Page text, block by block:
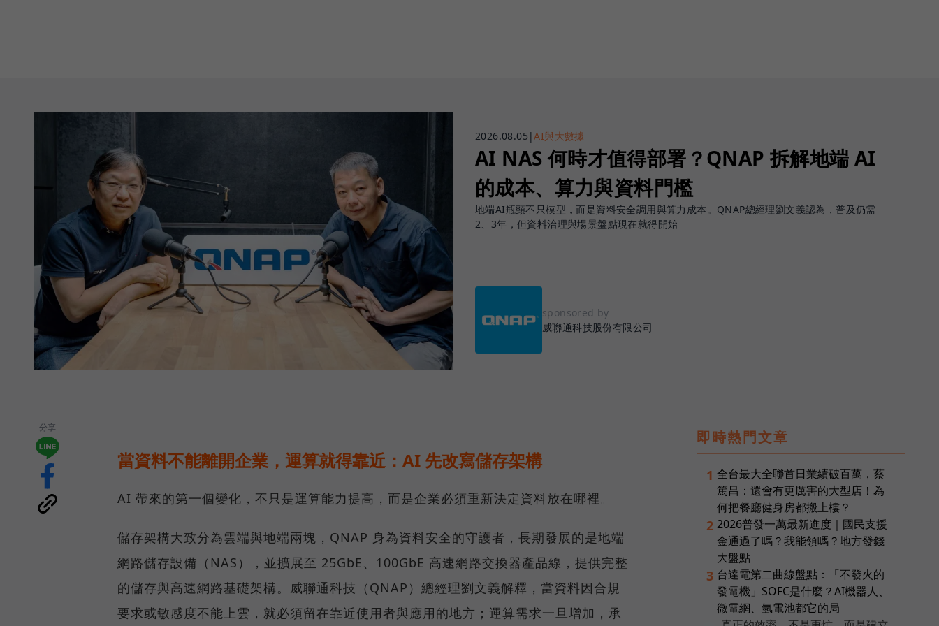
2026.08.05 |AI與大數據
AI NAS 何時才值得部署？QNAP 拆解地端 AI
的成本、算力與資料門檻
地端AI瓶頸不只模型，而是資料安全調用與算力成本。QNAP總經理劉文義認為，普及仍需
2、3年，但資料治理與場景盤點現在就得開始
sponsored by
威聯通科技股份有限公司
分享
當資料不能離開企業，運算就得靠近：AI 先改寫儲存架構
AI 帶來的第一個變化，不只是運算能力提高，而是企業必須重新決定資料放在哪裡。
儲存架構大致分為雲端與地端兩塊，QNAP 身為資料安全的守護者，長期發展的是地端
網路儲存設備（NAS），並擴展至 25GbE、100GbE 高速網路交換器產品線，提供完整
的儲存與高速網路基礎架構。威聯通科技（QNAP）總經理劉文義解釋，當資料因合規
要求或敏感度不能上雲，就必須留在靠近使用者與應用的地方；運算需求一旦增加，承
即時熱門文章
1 全台最大全聯首日業績破百萬，蔡
篤昌：還會有更厲害的大型店！為
何把餐廳健身房都搬上樓？
2 2026普發一萬最新進度｜國民支援
金通過了嗎？我能領嗎？地方發錢
大盤點
3 台達電第二曲線盤點：「不發火的
發電機」SOFC是什麼？AI機器人、
微電網、氫電池都它的局